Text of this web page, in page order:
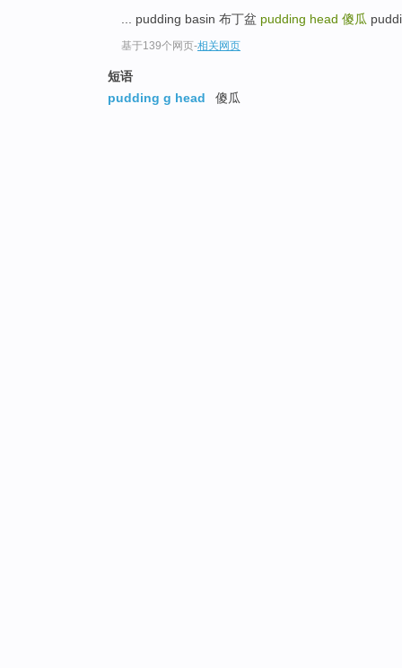
... pudding basin 布丁盆 pudding head 傻瓜
基于139个网页-相关网页
短语
pudding g head
傻瓜